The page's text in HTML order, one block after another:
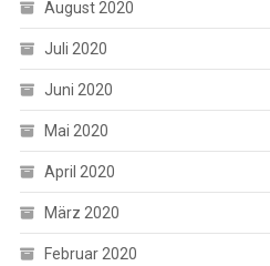
August 2020
Juli 2020
Juni 2020
Mai 2020
April 2020
März 2020
Februar 2020